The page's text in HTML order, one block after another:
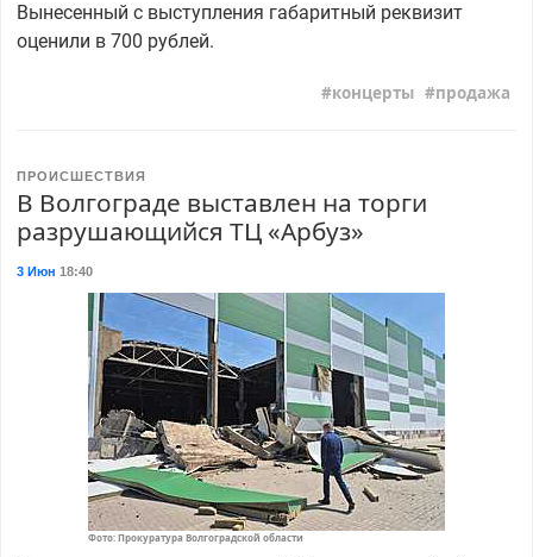
Вынесенный с выступления габаритный реквизит
оценили в 700 рублей.
концерты продажа
ПРОИСШЕСТВИЯ
В Волгограде выставлен на торги
разрушающийся ТЦ «Арбуз»
3 Июн 18:40
Фото: Прокуратура Волгоградской области